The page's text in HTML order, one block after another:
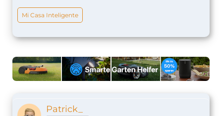
Mi Casa Inteligente
Patrick_